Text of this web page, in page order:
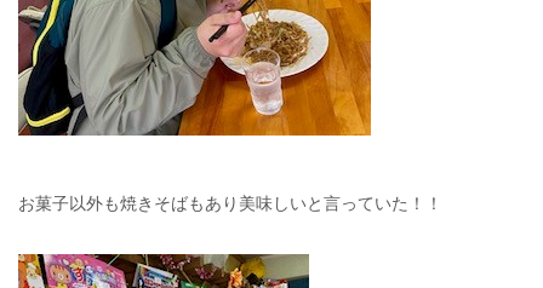
お菓子以外も焼きそばもあり美味しいと言っていた！！